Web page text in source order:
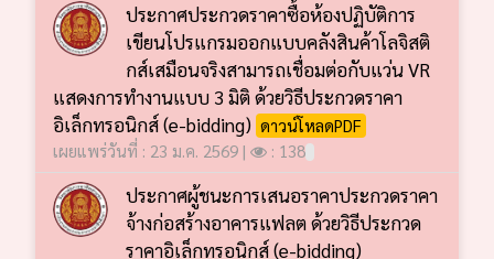
ประกาศประกวดราคาซื้อห้องปฏิบัติการ
เขียนโปรแกรมออกแบบคลังสินค้าโลจิสติ
กส์เสมือนจริงสามารถเชื่อมต่อกับแว่น VR
แสดงการทำงานแบบ 3 มิติ ด้วยวิธีประกวดราคา
อิเล็กทรอนิกส์ (e-bidding) ดาวน์โหลดPDF
เผยแพร่วันที่ : 23 ม.ค. 2569 |
: 138
ประกาศผู้ชนะการเสนอราคาประกวดราคา
จ้างก่อสร้างอาคารแฟลต ด้วยวิธีประกวด
ราคาอิเล็กทรอนิกส์ (e-bidding)